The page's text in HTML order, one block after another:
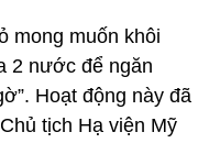
mong muốn khôi
2 nước để ngăn
Hoạt động này đã
tịch Hạ viện Mỹ